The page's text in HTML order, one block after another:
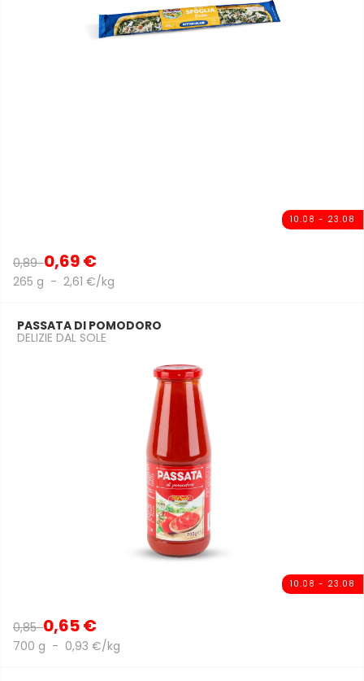
10.08 - 23.08
0,890,69 €
265 g - 2,61 €/kg
10.08 - 23.08
PASSATA DI POMODORO
DELIZIE DAL SOLE
0,850,65 €
700 g - 0,93 €/kg